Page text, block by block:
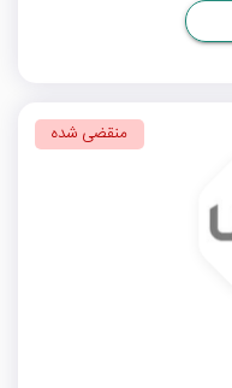
منقضی شده